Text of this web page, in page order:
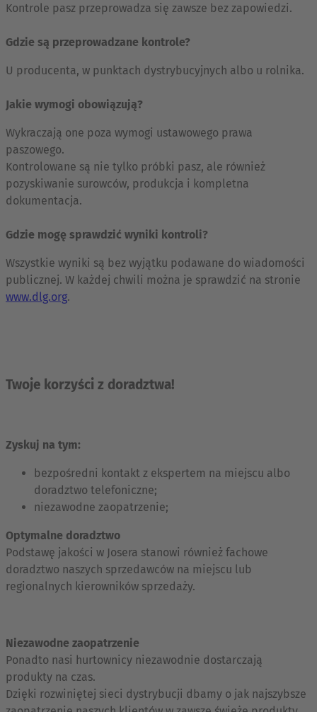
Kontrole pasz przeprowadza się zawsze bez zapowiedzi.
Gdzie są przeprowadzane kontrole?
U producenta, w punktach dystrybucyjnych albo u rolnika.
Jakie wymogi obowiązują?
Wykraczają one poza wymogi ustawowego prawa
paszowego.
Kontrolowane są nie tylko próbki pasz, ale również
pozyskiwanie surowców, produkcja i kompletna
dokumentacja.
Gdzie mogę sprawdzić wyniki kontroli?
Wszystkie wyniki są bez wyjątku podawane do wiadomości
publicznej. W każdej chwili można je sprawdzić na stronie
www.dlg.org.
Twoje korzyści z doradztwa!
Zyskuj na tym:
bezpośredni kontakt z ekspertem na miejscu albo
doradztwo telefoniczne;
niezawodne zaopatrzenie;
Optymalne doradztwo
Podstawę jakości w Josera stanowi również fachowe
doradztwo naszych sprzedawców na miejscu lub
regionalnych kierowników sprzedaży.
Niezawodne zaopatrzenie
Ponadto nasi hurtownicy niezawodnie dostarczają
produkty na czas.
Dzięki rozwiniętej sieci dystrybucji dbamy o jak najszybsze